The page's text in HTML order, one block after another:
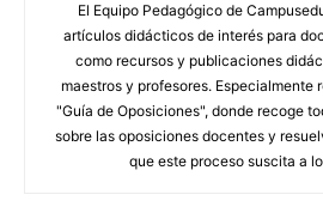
El Equipo Pedagógico de
artículos didácticos de interés para
como recursos y publicaciones
maestros y profesores. Especialmente
"Guía de Oposiciones", donde recoge
sobre las oposiciones docentes y
que este proceso suscita a